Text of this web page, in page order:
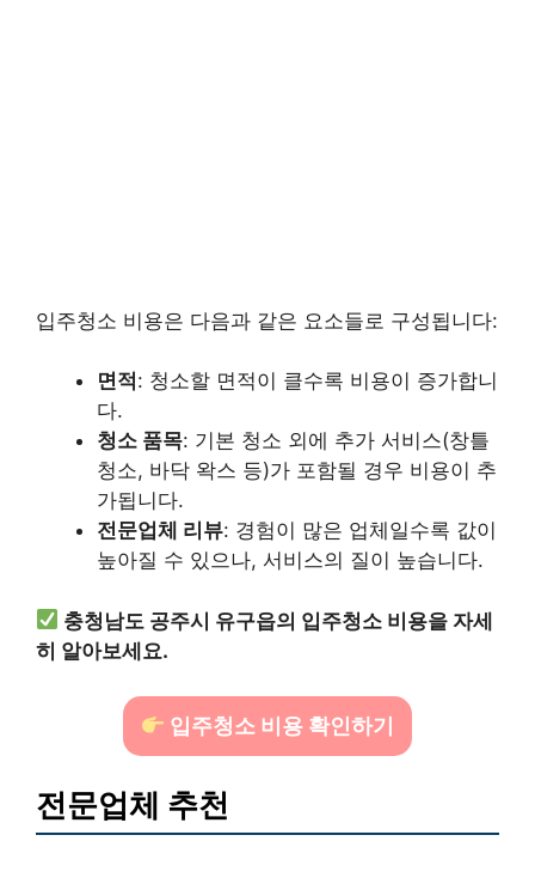
입주청소 비용은 다음과 같은 요소들로 구성됩니다:
면적 : 청소할 면적이 클수록 비용이 증가합니
다.
청소 품목: 기본 청소 외에 추가 서비스(창틀
청소, 바닥 왁스 등)가 포함될 경우 비용이 추
가됩니다.
전문업체 리뷰: 경험이 많은 업체일수록 값이
높아질 수 있으나, 서비스의 질이 높습니다.
충청남도 공주시 유구읍의 입주청소 비용을 자세
히 알아보세요.
입주청소 비용 확인하기
전문업체 추천